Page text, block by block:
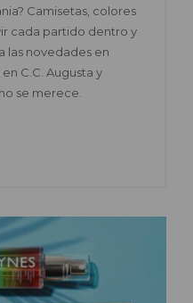
Camisetas, colores
cada partido dentro y
las novedades en
C.C. Augusta y
se merece.